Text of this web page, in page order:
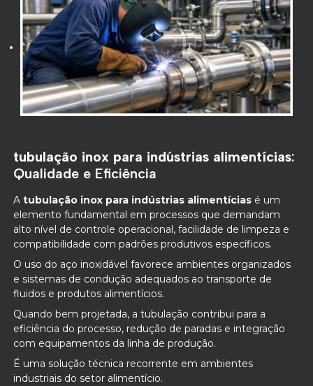
tubulação inox para indústrias alimentícias:
Qualidade e Eficiência
Atubulação inox para indústrias alimentícias é um
elemento fundamental em processos que demandam
alto nível de controle operacional, facilidade de limpeza e
compatibilidade com padrões produtivos específicos.
O uso do aço inoxidável favorece ambientes organizados
e sistemas de condução adequados ao transporte de
fluidos e produtos alimentícios.
Quando bem projetada, a tubulação contribui para a
eficiência do processo, redução de paradas e integração
com equipamentos da linha de produção.
É uma solução técnica recorrente em ambientes
industriais do setor alimentício.